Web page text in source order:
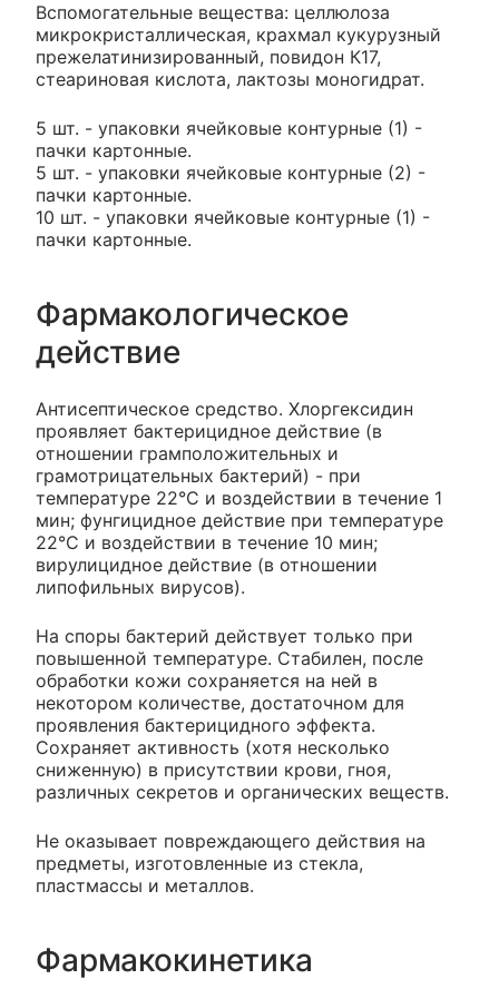
Вспомогательные вещества: целлюлоза
микрокристаллическая, крахмал кукурузный
прежелатинизированный, повидон К17,
стеариновая кислота, лактозы моногидрат.
5 шт. - упаковки ячейковые контурные (1) -
пачки картонные.
5 шт. - упаковки ячейковые контурные (2) -
пачки картонные.
10 шт. - упаковки ячейковые контурные (1) -
пачки картонные.
Фармакологическое
действие
Антисептическое средство. Хлоргексидин
проявляет бактерицидное действие (в
отношении грамположительных и
грамотрицательных бактерий) - при
температуре 22°С и воздействии в течение 1
мин; фунгицидное действие при температуре
22°С и воздействии в течение 10 мин;
вирулицидное действие (в отношении
липофильных вирусов).
На споры бактерий действует только при
повышенной температуре. Стабилен, после
обработки кожи сохраняется на ней в
некотором количестве, достаточном для
проявления бактерицидного эффекта.
Сохраняет активность (хотя несколько
сниженную) в присутствии крови, гноя,
различных секретов и органических веществ.
Не оказывает повреждающего действия на
предметы, изготовленные из стекла,
пластмассы и металлов.
Фармакокинетика